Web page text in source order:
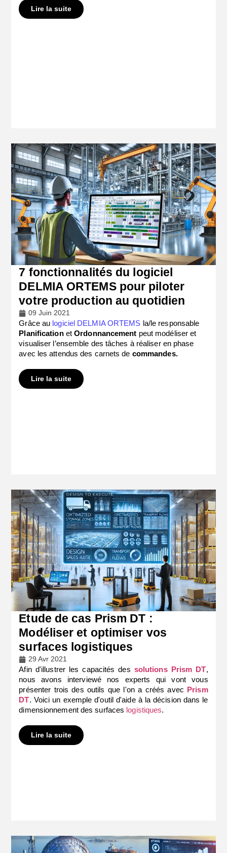
Lire la suite
7 fonctionnalités du logiciel
DELMIA ORTEMS pour piloter
votre production au quotidien
09 Juin 2021
Grâce au logiciel DELMIA ORTEMS la/le responsable
PlanificationetOrdonnancement peut modéliser et
visualiser l’ensemble des tâches à réaliser en phase
avec les attendus des carnets de commandes.
Lire la suite
Etude de cas Prism DT :
Modéliser et optimiser vos
surfaces logistiques
29 Avr 2021
Afin d'illustrer les capacités des solutions Prism DT,
nous avons interviewé nos experts qui vont vous
présenter trois des outils que l'on a créés avec Prism
DT. Voici un exemple d'outil d'aide à la décision dans le
dimensionnement des surfaces logistiques.
Lire la suite